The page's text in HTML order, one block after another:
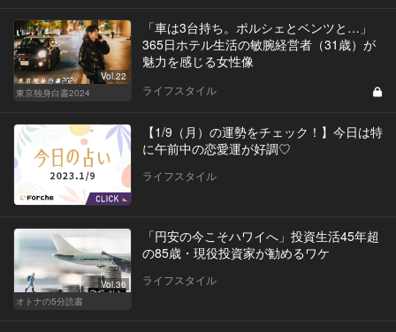
Vol.22
東京独身白書2024
「車は3台持ち。ポルシェとベンツと…」
365日ホテル生活の敏腕経営者（31歳）が
魅力を感じる女性像
ライフスタイル
【1/9（月）の運勢をチェック！】今日は特
に午前中の恋愛運が好調♡
ライフスタイル
Vol.36
オトナの5分読書
「円安の今こそハワイへ」投資生活45年超
の85歳・現役投資家が勧めるワケ
ライフスタイル